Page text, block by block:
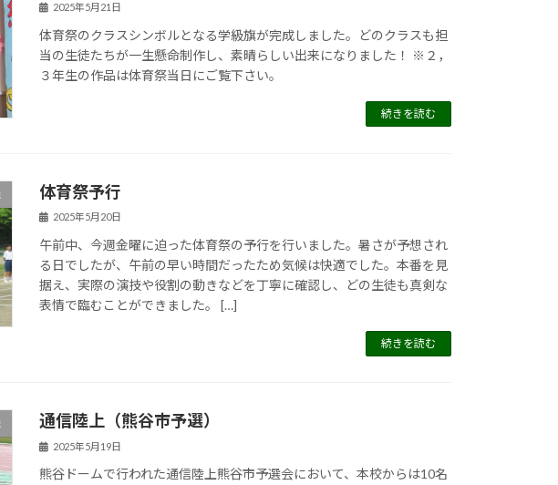
2025年5月21日
体育祭のクラスシンボルとなる学級旗が完成しました。どのクラスも担
当の生徒たちが一生懸命制作し、素晴らしい出来になりました！ ※２，
３年生の作品は体育祭当日にご覧下さい。
続きを読む
体育祭予行
2025年5月20日
午前中、今週金曜に迫った体育祭の予行を行いました。暑さが予想され
る日でしたが、午前の早い時間だったため気候は快適でした。本番を見
据え、実際の演技や役割の動きなどを丁寧に確認し、どの生徒も真剣な
表情で臨むことができました。 […]
続きを読む
通信陸上（熊谷市予選）
2025年5月19日
熊谷ドームで行われた通信陸上熊谷市予選会において、本校からは10名